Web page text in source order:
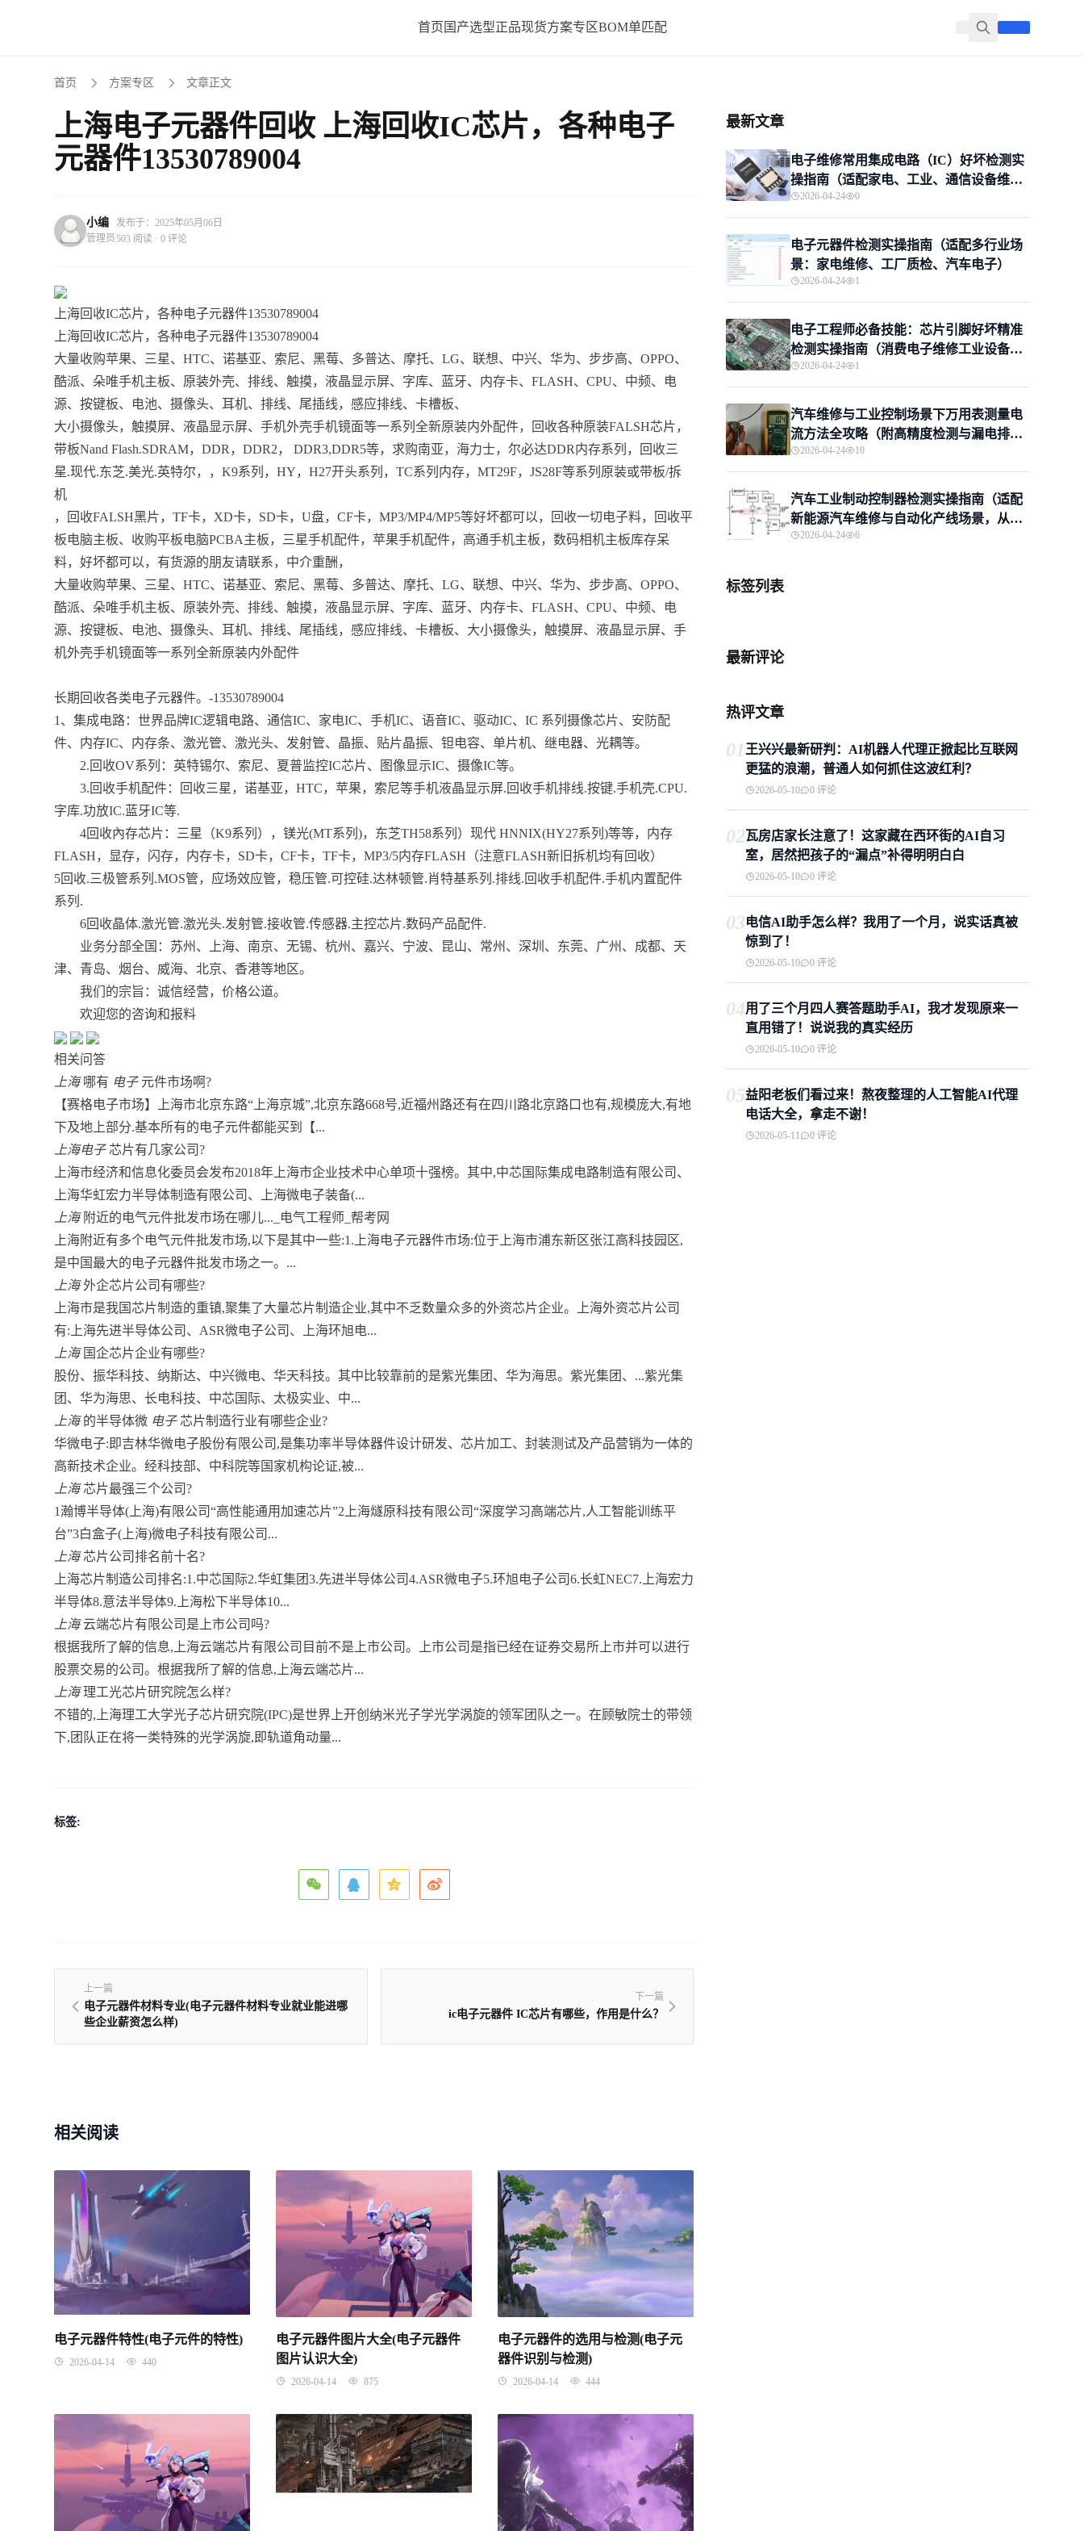
首页 国产选型正品现货方案专区BOM单匹配
首页 方案专区 文章正文
上海电子元器件回收 上海回收IC芯片，各种电子
元器件13530789004
小编
管理员
发布于：2025年05月06日
503 阅读 · 0 评论
上海回收IC芯片，各种电子元器件13530789004
上海回收IC芯片，各种电子元器件13530789004
大量收购苹果、三星、HTC、诺基亚、索尼、黑莓、多普达、摩托、LG、联想、中兴、华为、步步高、OPPO、
酷派、朵唯手机主板、原装外壳、排线、触摸，液晶显示屏、字库、蓝牙、内存卡、FLASH、CPU、中频、电
源、按键板、电池、摄像头、耳机、排线、尾插线，感应排线、卡槽板、
大小摄像头，触摸屏、液晶显示屏、手机外壳手机镜面等一系列全新原装内外配件，回收各种原装FALSH芯片，
带板Nand Flash.SDRAM，DDR，DDR2， DDR3,DDR5等，求购南亚，海力士，尔必达DDR内存系列，回收三
星.现代.东芝.美光.英特尔，，K9系列，HY，H27开头系列，TC系列内存，MT29F，JS28F等系列原装或带板/拆
机
，回收FALSH黑片，TF卡，XD卡，SD卡，U盘，CF卡，MP3/MP4/MP5等好坏都可以，回收一切电子料，回收平
板电脑主板、收购平板电脑PCBA主板，三星手机配件，苹果手机配件，高通手机主板，数码相机主板库存呆
料，好坏都可以，有货源的朋友请联系，中介重酬，
大量收购苹果、三星、HTC、诺基亚、索尼、黑莓、多普达、摩托、LG、联想、中兴、华为、步步高、OPPO、
酷派、朵唯手机主板、原装外壳、排线、触摸，液晶显示屏、字库、蓝牙、内存卡、FLASH、CPU、中频、电
源、按键板、电池、摄像头、耳机、排线、尾插线，感应排线、卡槽板、大小摄像头，触摸屏、液晶显示屏、手
机外壳手机镜面等一系列全新原装内外配件
长期回收各类电子元器件。-13530789004
1、集成电路：世界品牌IC逻辑电路、通信IC、家电IC、手机IC、语音IC、驱动IC、IC 系列摄像芯片、安防配
件、内存IC、内存条、激光管、激光头、发射管、晶振、贴片晶振、钽电容、单片机、继电器、光耦等。
2.回收OV系列：英特锡尔、索尼、夏普监控IC芯片、图像显示IC、摄像IC等。
3.回收手机配件：回收三星，诺基亚，HTC，苹果，索尼等手机液晶显示屏.回收手机排线.按键.手机壳.CPU.
字库.功放IC.蓝牙IC等.
4回收內存芯片：三星（K9系列），镁光(MT系列)，东芝TH58系列）现代 HNNIX(HY27系列)等等，内存
FLASH，显存，闪存，内存卡，SD卡，CF卡，TF卡，MP3/5内存FLASH（注意FLASH新旧拆机均有回收）
5回收.三极管系列.MOS管，应场效应管，稳压管.可控硅.达林顿管.肖特基系列.排线.回收手机配件.手机内置配件
系列.
6回收晶体.激光管.激光头.发射管.接收管.传感器.主控芯片.数码产品配件.
业务分部全国：苏州、上海、南京、无锡、杭州、嘉兴、宁波、昆山、常州、深圳、东莞、广州、成都、天
津、青岛、烟台、威海、北京、香港等地区。
我们的宗旨：诚信经营，价格公道。
欢迎您的咨询和报料
相关问答
上海 哪有 电子 元件市场啊?
【赛格电子市场】上海市北京东路“上海京城”,北京东路668号,近福州路还有在四川路北京路口也有,规模庞大,有地
下及地上部分.基本所有的电子元件都能买到【...
上海电子 芯片有几家公司?
上海市经济和信息化委员会发布2018年上海市企业技术中心单项十强榜。其中,中芯国际集成电路制造有限公司、
上海华虹宏力半导体制造有限公司、上海微电子装备(...
上海 附近的电气元件批发市场在哪儿..._电气工程师_帮考网
上海附近有多个电气元件批发市场,以下是其中一些:1.上海电子元器件市场:位于上海市浦东新区张江高科技园区,
是中国最大的电子元器件批发市场之一。...
上海外企芯片公司有哪些?
上海市是我国芯片制造的重镇,聚集了大量芯片制造企业,其中不乏数量众多的外资芯片企业。上海外资芯片公司
有:上海先进半导体公司、ASR微电子公司、上海环旭电...
上海 国企芯片企业有哪些?
股份、振华科技、纳斯达、中兴微电、华天科技。其中比较靠前的是紫光集团、华为海思。紫光集团、...紫光集
团、华为海思、长电科技、中芯国际、太极实业、中...
上海的半导体微 电子 芯片制造行业有哪些企业?
华微电子:即吉林华微电子股份有限公司,是集功率半导体器件设计研发、芯片加工、封装测试及产品营销为一体的
高新技术企业。经科技部、中科院等国家机构论证,被...
上海芯片最强三个公司?
1瀚博半导体(上海)有限公司“高性能通用加速芯片”2上海燧原科技有限公司“深度学习高端芯片,人工智能训练平
台”3白盒子(上海)微电子科技有限公司...
上海芯片公司排名前十名?
上海芯片制造公司排名:1.中芯国际2.华虹集团3.先进半导体公司4.ASR微电子5.环旭电子公司6.长虹NEC7.上海宏力
半导体8.意法半导体9.上海松下半导体10...
上海云端芯片有限公司是上市公司吗?
根据我所了解的信息,上海云端芯片有限公司目前不是上市公司。上市公司是指已经在证券交易所上市并可以进行
股票交易的公司。根据我所了解的信息,上海云端芯片...
上海理工光芯片研究院怎么样?
不错的,上海理工大学光子芯片研究院(IPC)是世界上开创纳米光子学光学涡旋的领军团队之一。在顾敏院士的带领
下,团队正在将一类特殊的光学涡旋,即轨道角动量...
标签:
上一篇
电子元器件材料专业(电子元器件材料专业就业能进哪
些企业薪资怎么样)
下一篇
ic电子元器件 IC芯片有哪些，作用是什么？
相关阅读
电子元器件特性(电子元件的特性)
2026-04-14 440
电子元器件图片大全(电子元器件
图片认识大全)
2026-04-14 875
电子元器件的选用与检测(电子元
器件识别与检测)
2026-04-14 444
最新文章
电子维修常用集成电路（IC）好坏检测实
操指南（适配家电、工业、通信设备维修
场景，新手入门+专业进阶）
2026-04-24 0
电子元器件检测实操指南（适配多行业场
景：家电维修、工厂质检、汽车电子）
2026-04-24 1
电子工程师必备技能：芯片引脚好坏精准
检测实操指南（消费电子维修工业设备维
护场景适配，新手进阶一站式掌握）
2026-04-24 1
汽车维修与工业控制场景下万用表测量电
流方法全攻略（附高精度检测与漏电排查
技巧）
2026-04-24 10
汽车工业制动控制器检测实操指南（适配
新能源汽车维修与自动化产线场景，从万
用表初筛到专业诊断）
2026-04-24 6
标签列表
最新评论
热评文章
01王兴兴最新研判：AI机器人代理正掀起比互联网
更猛的浪潮，普通人如何抓住这波红利？
2026-05-10 0 评论
02瓦房店家长注意了！这家藏在西环街的AI自习
室，居然把孩子的“漏点”补得明明白白
2026-05-10 0 评论
03电信AI助手怎么样？我用了一个月，说实话真被
惊到了！
2026-05-10 0 评论
04用了三个月四人赛答题助手AI，我才发现原来一
直用错了！说说我的真实经历
2026-05-10 0 评论
05益阳老板们看过来！熬夜整理的人工智能AI代理
电话大全，拿走不谢！
2026-05-11 0 评论